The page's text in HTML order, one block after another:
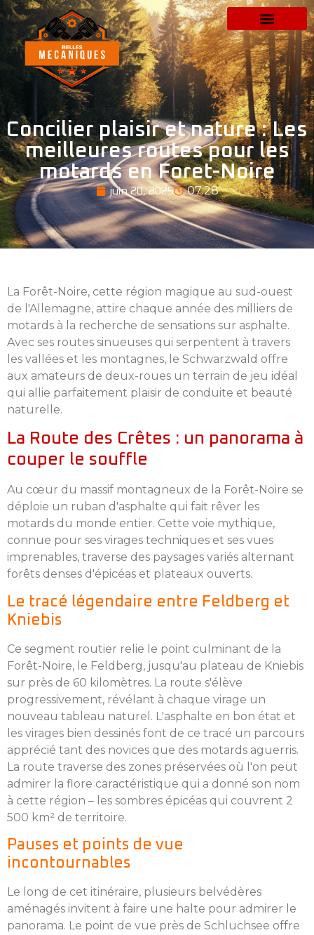
Concilier plaisir et nature : Les
meilleures routes pour les
motards en Foret-Noire
juin 20, 2025 07:28
La Forêt-Noire, cette région magique au sud-ouest
de l'Allemagne, attire chaque année des milliers de
motards à la recherche de sensations sur asphalte.
Avec ses routes sinueuses qui serpentent à travers
les vallées et les montagnes, le Schwarzwald offre
aux amateurs de deux-roues un terrain de jeu idéal
qui allie parfaitement plaisir de conduite et beauté
naturelle.
La Route des Crêtes : un panorama à
couper le souffle
Au cœur du massif montagneux de la Forêt-Noire se
déploie un ruban d'asphalte qui fait rêver les
motards du monde entier. Cette voie mythique,
connue pour ses virages techniques et ses vues
imprenables, traverse des paysages variés alternant
forêts denses d'épicéas et plateaux ouverts.
Le tracé légendaire entre Feldberg et
Kniebis
Ce segment routier relie le point culminant de la
Forêt-Noire, le Feldberg, jusqu'au plateau de Kniebis
sur près de 60 kilomètres. La route s'élève
progressivement, révélant à chaque virage un
nouveau tableau naturel. L'asphalte en bon état et
les virages bien dessinés font de ce tracé un parcours
apprécié tant des novices que des motards aguerris.
La route traverse des zones préservées où l'on peut
admirer la flore caractéristique qui a donné son nom
à cette région – les sombres épicéas qui couvrent 2
500 km² de territoire.
Pauses et points de vue
incontournables
Le long de cet itinéraire, plusieurs belvédères
aménagés invitent à faire une halte pour admirer le
panorama. Le point de vue près de Schluchsee offre